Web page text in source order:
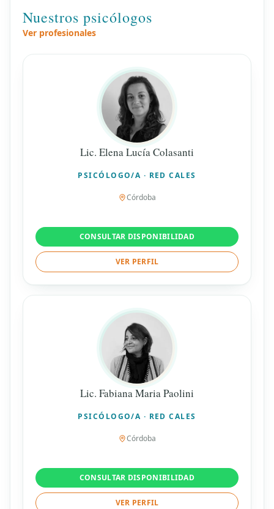
Nuestros psicólogos
Ver profesionales
Lic. Elena Lucía Colasanti
PSICÓLOGO/A · RED CALES
Córdoba
CONSULTAR DISPONIBILIDAD
VER PERFIL
Lic. Fabiana Maria Paolini
PSICÓLOGO/A · RED CALES
Córdoba
CONSULTAR DISPONIBILIDAD
VER PERFIL